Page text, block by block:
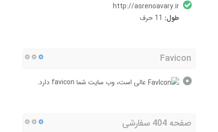
http://asrenoavary.ir
طول:
Favicon
عالی است، وب سایت شما favicon دارد.
صفحه 404 سفارشی